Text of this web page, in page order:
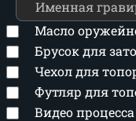
Масло
Брусок для
Чехол для
Футляр для
Видео